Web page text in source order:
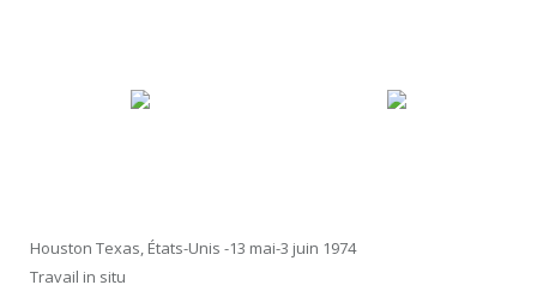
Houston Texas, États-Unis -13 mai-3 juin 1974
Travail in situ